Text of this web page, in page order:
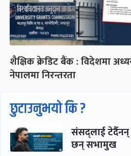
शैक्षिक क्रेडिट बैंक : विदेशमा
नेपालमा निरन्तरता
छुटाउनुभयो कि ?
संसद्लाई टेर्दैनन्
छन् सभामुख